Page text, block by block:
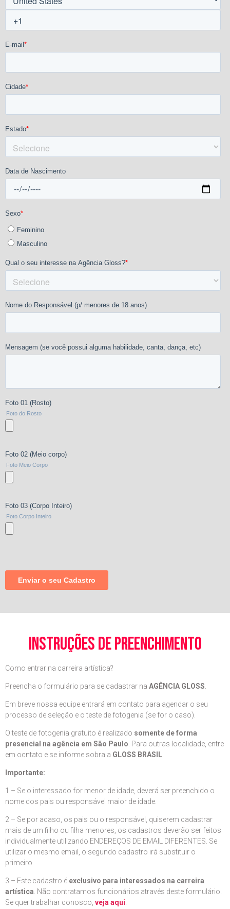
instruções de preenchimento
Como entrar na carreira artística?
Preencha o formulário para se cadastrar na AGÊNCIA GLOSS
Em breve nossa equipe entrará em contato para agendar o seu
processo de seleção e o teste de fotogenia (se for o caso).
O teste de fotogenia gratuito é realizado somente de forma
presencial na agência em São Paulo . Para outras localidade, entre
em ocntato e se informe sobra a GLOSS BRASIL
Importante:
1 – Se o interessado for menor de idade, deverá ser preenchido o
nome dos pais ou responsável maior de idade.
2 – Se por acaso, os pais ou o responsável, quiserem cadastrar
mais de um filho ou filha menores, os cadastros deverão ser feitos
individualmente utilizando ENDEREÇOS DE EMAIL DIFERENTES. Se
utilizar o mesmo email, o segundo cadastro irá substituir o
primeiro.
3 – Este cadastro é exclusivo para interessados na carreira
artística . Não contratamos funcionários através deste formulário.
Se quer trabalhar conosco, veja aqui